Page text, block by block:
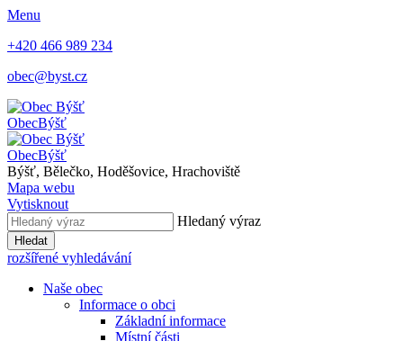
Menu
+420 466 989 234
obec@byst.cz
ObecBýšť
ObecBýšť
Býšť, Bělečko, Hoděšovice, Hrachoviště
Mapa webu
Vytisknout
Hledaný výraz
Hledat
rozšířené vyhledávání
Naše obec
Informace o obci
Základní informace
Místní části